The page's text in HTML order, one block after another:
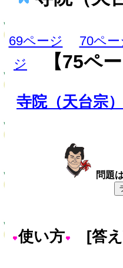
69ページ 70ペー
ジ
【75ペー
寺院（天台宗
問題
使い方
[答え